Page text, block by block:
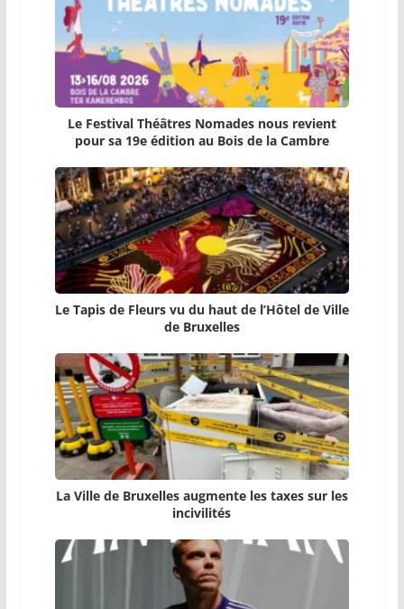
Le Festival Théâtres Nomades nous revient
pour sa 19e édition au Bois de la Cambre
Le Tapis de Fleurs vu du haut de l’Hôtel de Ville
de Bruxelles
La Ville de Bruxelles augmente les taxes sur les
incivilités